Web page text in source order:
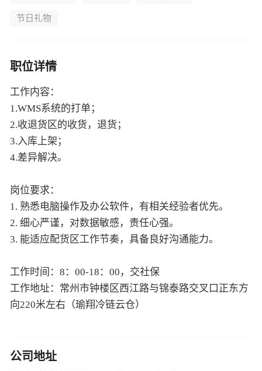
节日礼物
职位详情
工作内容：
1.WMS系统的打单；
2.收退货区的收货，退货；
3.入库上架；
4.差异解决。
岗位要求：
1. 熟悉电脑操作及办公软件，有相关经验者优先。
2. 细心严谨，对数据敏感，责任心强。
3. 能适应配货区工作节奏，具备良好沟通能力。
工作时间：8：00-18：00，交社保
工作地址：常州市钟楼区西江路与锦泰路交叉口正东方
向220米左右（瑜翔冷链云仓）
公司地址